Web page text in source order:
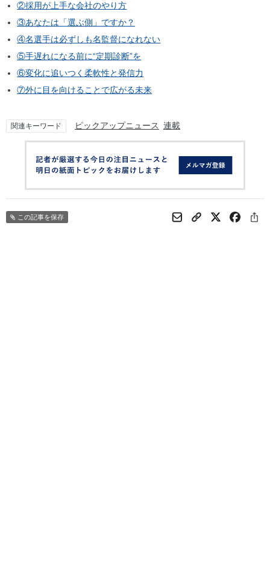
②採用が上手な会社のやり方
③あなたは「選ぶ側」ですか？
④名選手は必ずしも名監督になれない
⑤手遅れになる前に“定期診断”を
⑥変化に追いつく柔軟性と発信力
⑦外に目を向けることで広がる未来
関連キーワード ピックアップニュース 連載
この記事を保存